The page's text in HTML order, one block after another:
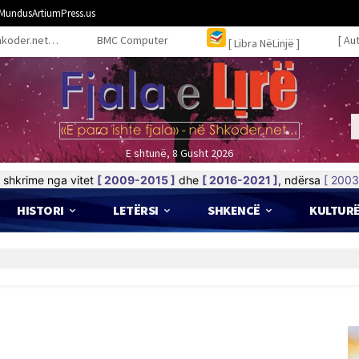
BMC Computer [ Libra NëLinjë ] [
E shtunë, 8 Gusht 2026
nga vitet [ 2009-2015 ] dhe [ 2016-2021 ], ndërsa [
HISTORI LETËRSI SHKENCË